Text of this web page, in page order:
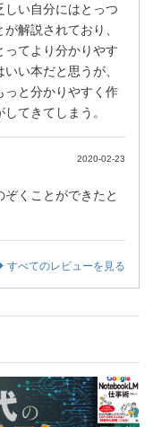
しい自分にはとっつ
解説されており、
てより分かりやす
い本だと思うが、
っと分かりやすく作
てきてしまう。
2020-02-23
くことができたと
すべてのレビューを見る